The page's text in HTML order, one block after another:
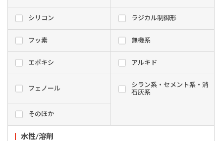
シリコン ラジカル制御形
フッ素 無機系
エポキシ アルキド
フェノール
シラン系・セメント系・消
石灰系
そのほか
水性/溶剤